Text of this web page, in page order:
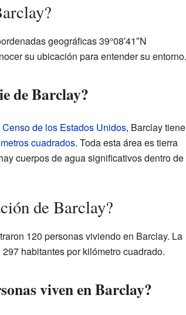
geográficas 39°08′41″N
su ubicación para entender su entorno.
de Barclay?
de los Estados Unidos, Barclay tiene
cuadrados. Toda esta área es tierra
cuerpos de agua significativos dentro de
de Barclay?
120 personas viviendo en Barclay. La
297 habitantes por kilómetro cuadrado.
viven en Barclay?